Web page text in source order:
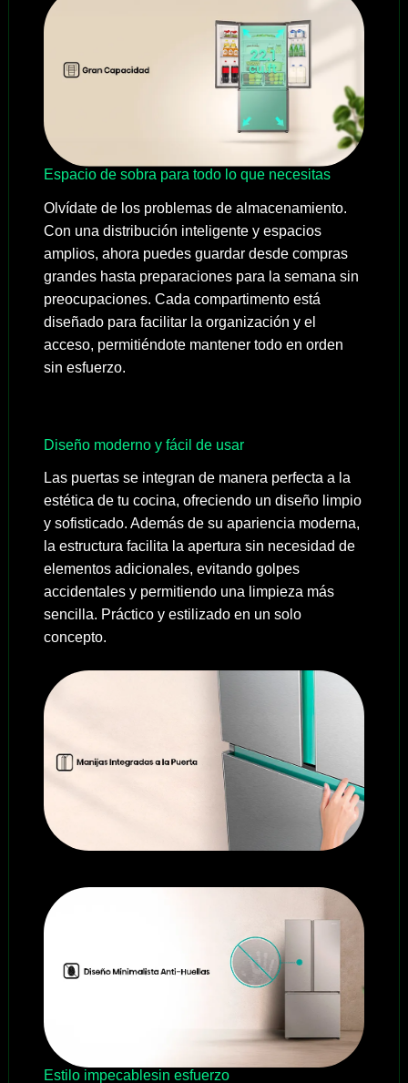
Espacio de sobra para todo lo que necesitas
Olvídate de los problemas de almacenamiento.
Con una distribución inteligente y espacios
amplios, ahora puedes guardar desde compras
grandes hasta preparaciones para la semana sin
preocupaciones. Cada compartimento está
diseñado para facilitar la organización y el
acceso, permitiéndote mantener todo en orden
sin esfuerzo.
Diseño moderno y fácil de usar
Las puertas se integran de manera perfecta a la
estética de tu cocina, ofreciendo un diseño limpio
y sofisticado. Además de su apariencia moderna,
la estructura facilita la apertura sin necesidad de
elementos adicionales, evitando golpes
accidentales y permitiendo una limpieza más
sencilla. Práctico y estilizado en un solo
concepto.
Estilo impecablesin esfuerzo